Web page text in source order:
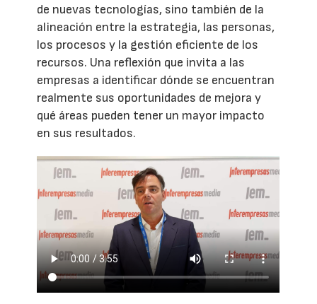
de nuevas tecnologías, sino también de la
alineación entre la estrategia, las personas,
los procesos y la gestión eficiente de los
recursos. Una reflexión que invita a las
empresas a identificar dónde se encuentran
realmente sus oportunidades de mejora y
qué áreas pueden tener un mayor impacto
en sus resultados.